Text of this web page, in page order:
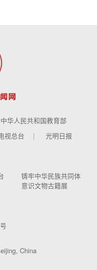
中华人民共和国教育部
视总台 光明日报
铸牢中华民族共同体
意识文物古籍展
China